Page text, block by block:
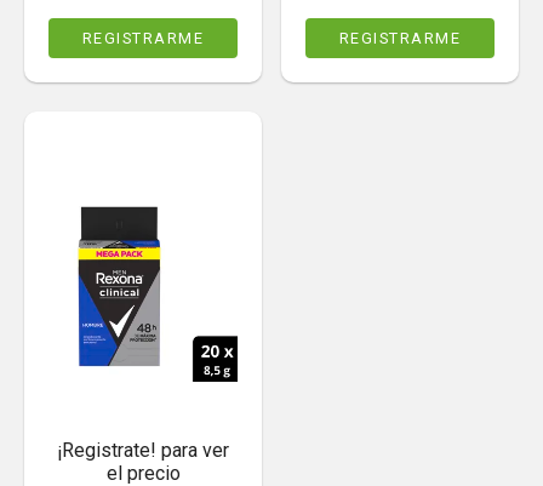
REGISTRARME REGISTRARME
¡Registrate! para ver
el precio